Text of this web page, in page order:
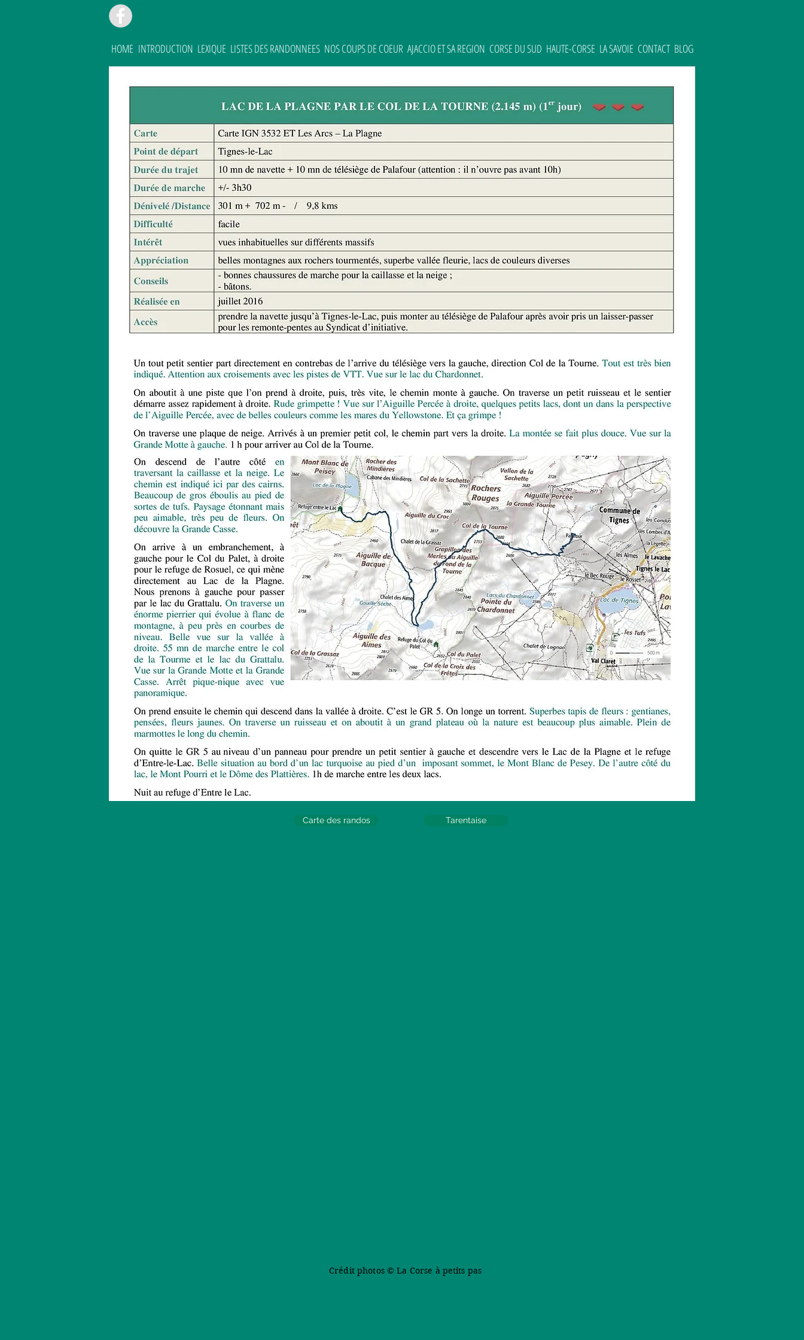
HOME INTRODUCTION LEXIQUE LISTES DES RANDONNEES NOS COUPS DE COEUR AJACCIO ET SA REGION CORSE DU SUD HAUTE-CORSE LA SAVOIE CONTACT BLOG
Carte des randos Tarentaise
Crédit photos © La Corse à petits pas